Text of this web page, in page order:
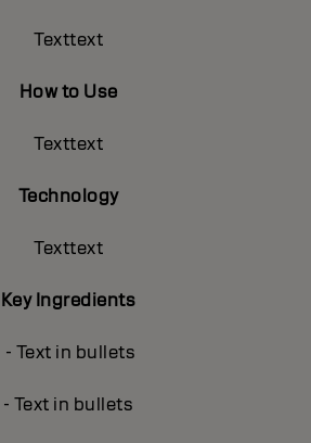
Texttext
How to Use
Texttext
Technology
Texttext
Key Ingredients
- Text in bullets
- Text in bullets